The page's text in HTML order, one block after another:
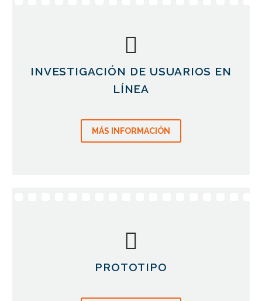
INVESTIGACIÓN DE USUARIOS EN
LÍNEA
MÁS INFORMACIÓN
PROTOTIPO